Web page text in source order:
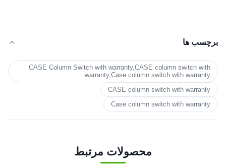
برچسب ها
CASE Column Switch with warranty,CASE column switch with
warranty,Case column switch with warranty
CASE column switch with warranty
Case column switch with warranty
محصولات مرتبط